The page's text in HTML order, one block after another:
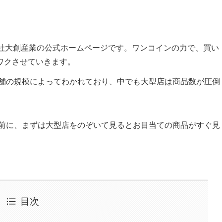
創産業の公式ホームページです。ワンコインの力で、買い
させていきます。
の規模によってわかれており、中でも大型店は商品数が圧倒
に、まずは大型店をのぞいて見るとお目当ての商品がすぐ見
目次